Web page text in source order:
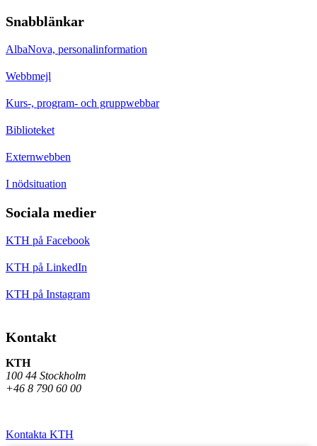
Snabblänkar
AlbaNova, personalinformation
Webbmejl
Kurs-, program- och gruppwebbar
Biblioteket
Externwebben
I nödsituation
Sociala medier
KTH på Facebook
KTH på LinkedIn
KTH på Instagram
Kontakt
KTH
100 44 Stockholm
+46 8 790 60 00
Kontakta KTH